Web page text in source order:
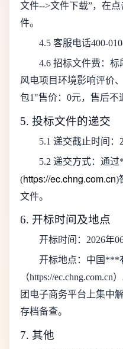
文件-->文件下载”，在
件。
4.5 客服电话400-
4.6 招标文件费：标
风电项目环境影响评价
包1"售价：0元，售后不
5. 投标文件的递交
5.1 递交截止时间：
5.2 递交方式：通
(https://ec.chng.com.cn)
文件。
6. 开标时间及地点
开标时间： 2026年
开标地点：中国***
（https://
团电子商务平台上集中
存档备查。
7. 其他